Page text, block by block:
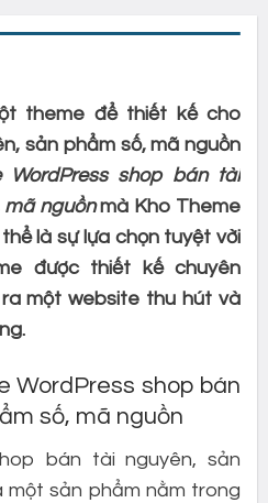
theme để thiết kế cho
sản phẩm số, mã nguồn
WordPress shop bán tài
mã nguồnmà Kho Theme
là sự lựa chọn tuyệt vời
được thiết kế chuyên
một website thu hút và
WordPress shop bán
số, mã nguồn
bán tài nguyên, sản
một sản phẩm nằm trong